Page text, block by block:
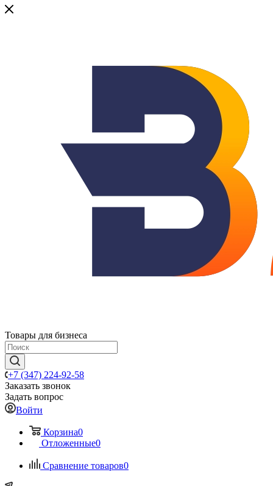
Товары для бизнеса
+7 (347) 224-92-58
Заказать звонок
Задать вопрос
Войти
Корзина0
Отложенные0
Сравнение товаров0